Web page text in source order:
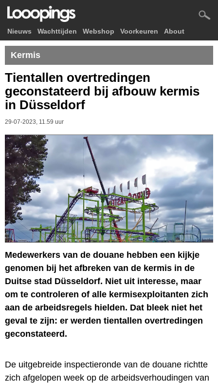
Nieuws Wachttijden Webshop Voorkeuren About
Kermis
Tientallen overtredingen
geconstateerd bij afbouw kermis
in Düsseldorf
29-07-2023, 11.59 uur
Medewerkers van de douane hebben een kijkje
genomen bij het afbreken van de kermis in de
Duitse stad Düsseldorf. Niet uit interesse, maar
om te controleren of alle kermisexploitanten zich
aan de arbeidsregels hielden. Dat bleek niet het
geval te zijn: er werden tientallen overtredingen
geconstateerd.
De uitgebreide inspectieronde van de douane richtte
zich afgelopen week op de arbeidsverhoudingen van